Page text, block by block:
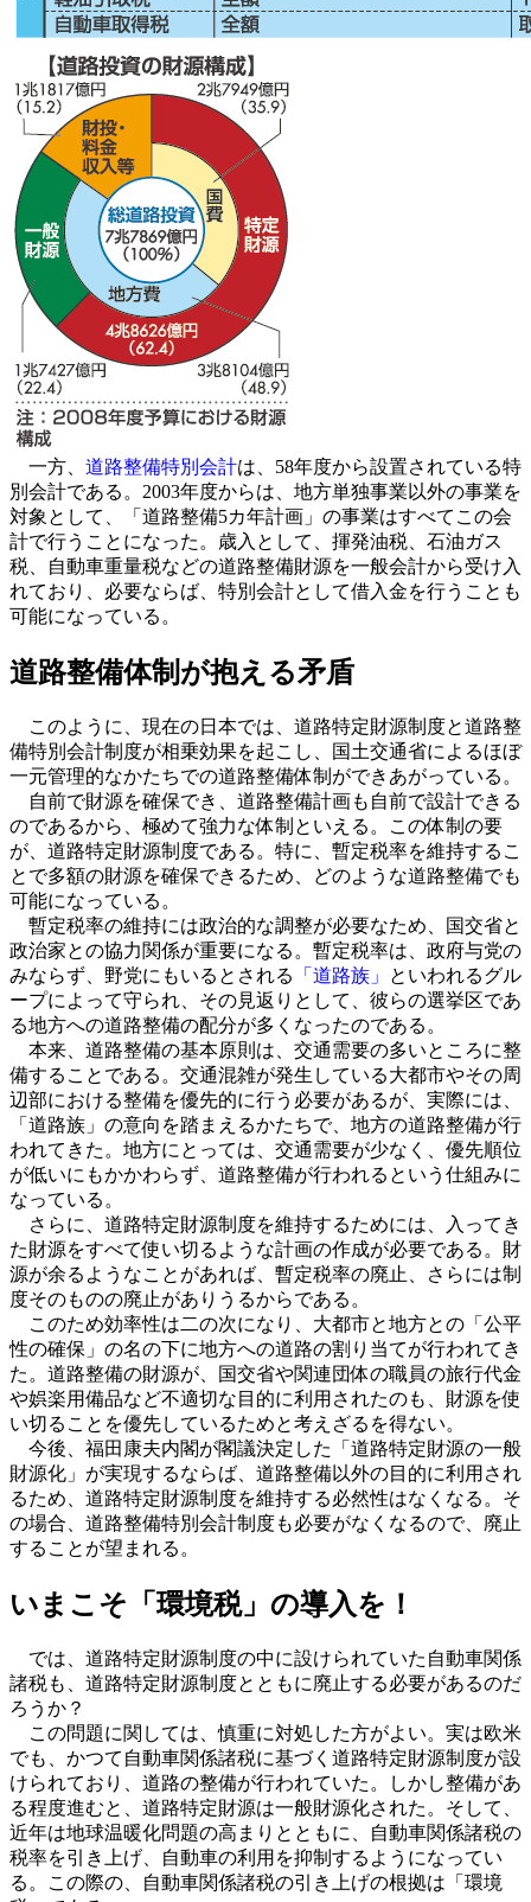
一方、 道路整備特別会計は、58年度から設置されている特
別会計である。2003年度からは、地方単独事業以外の事業を
対象として、「道路整備5カ年計画」の事業はすべてこの会
計で行うことになった。歳入として、揮発油税、石油ガス
税、自動車重量税などの道路整備財源を一般会計から受け入
れており、必要ならば、特別会計として借入金を行うことも
可能になっている。
道路整備体制が抱える矛盾
このように、現在の日本では、道路特定財源制度と道路整
備特別会計制度が相乗効果を起こし、国土交通省によるほぼ
一元管理的なかたちでの道路整備体制ができあがっている。
自前で財源を確保でき、道路整備計画も自前で設計できる
のであるから、極めて強力な体制といえる。この体制の要
が、道路特定財源制度である。特に、暫定税率を維持するこ
とで多額の財源を確保できるため、どのような道路整備でも
可能になっている。
暫定税率の維持には政治的な調整が必要なため、国交省と
政治家との協力関係が重要になる。暫定税率は、政府与党の
みならず、野党にもいるとされる
「道路族」
といわれるグル
ープによって守られ、その見返りとして、彼らの選挙区であ
る地方への道路整備の配分が多くなったのである。
本来、道路整備の基本原則は、交通需要の多いところに整
備することである。交通混雑が発生している大都市やその周
辺部における整備を優先的に行う必要があるが、実際には、
「道路族」の意向を踏まえるかたちで、地方の道路整備が行
われてきた。地方にとっては、交通需要が少なく、優先順位
が低いにもかかわらず、道路整備が行われるという仕組みに
なっている。
さらに、道路特定財源制度を維持するためには、入ってき
た財源をすべて使い切るような計画の作成が必要である。財
源が余るようなことがあれば、暫定税率の廃止、さらには制
度そのものの廃止がありうるからである。
このため効率性は二の次になり、大都市と地方との「公平
性の確保」の名の下に地方への道路の割り当てが行われてき
た。道路整備の財源が、国交省や関連団体の職員の旅行代金
や娯楽用備品など不適切な目的に利用されたのも、財源を使
い切ることを優先しているためと考えざるを得ない。
今後、福田康夫内閣が閣議決定した「道路特定財源の一般
財源化」が実現するならば、道路整備以外の目的に利用され
るため、道路特定財源制度を維持する必然性はなくなる。そ
の場合、道路整備特別会計制度も必要がなくなるので、廃止
することが望まれる。
いまこそ「環境税」の導入を！
では、道路特定財源制度の中に設けられていた自動車関係
諸税も、道路特定財源制度とともに廃止する必要があるのだ
ろうか？
この問題に関しては、慎重に対処した方がよい。実は欧米
でも、かつて自動車関係諸税に基づく道路特定財源制度が設
けられており、道路の整備が行われていた。しかし整備があ
る程度進むと、道路特定財源は一般財源化された。そして、
近年は地球温暖化問題の高まりとともに、自動車関係諸税の
税率を引き上げ、自動車の利用を抑制するようになってい
る。この際の、自動車関係諸税の引き上げの根拠は「環境